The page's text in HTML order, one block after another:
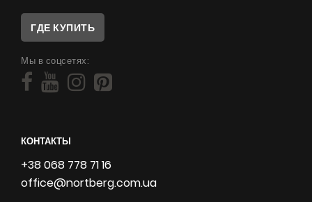
ГДЕ КУПИТЬ
Мы в соцсетях:
КОНТАКТЫ
+38 068 778 71 16
office@nortberg.com.ua